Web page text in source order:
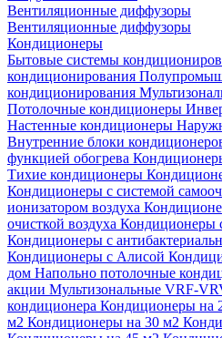
Вентиляционные диффузоры
Вентиляционные диффузоры
Кондиционеры
Бытовые системы
кондиционирования
кондиционирования
Потолочные кондиционеры
Настенные кондиционеры
Внутренние блоки
функцией обогрева
Тихие кондиционеры
Кондиционеры с системой
ионизатором воздуха
очисткой воздуха Кондиционеры
Кондиционеры с
Кондиционеры с Алисой
дом Напольно потолочные
акции Мультизональные VRF-
кондиционера Кондиционеры на
м2 Кондиционеры на 30 м2